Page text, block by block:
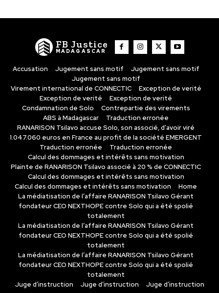
FB Justice
MADAGASCAR
Accusation Jugement sans motif
Jugement sans motif
Jugement sans motif
Virement international de CONNECTIC
Exception de verité
Exception de verité
Exception de verité
Condamnation de Solo
Contrepartie des virements
ABS à Madagascar
Traduction erronée
RANARISON Tsilavo accuse Solo, son associé, d’avoir viré
1.047.060 euros en France au profit de la société EMERGENT
Traduction erronée
Traduction erronée
Calcul des dommages et intérêts sans motivation
Plainte de RANARISON Tsilavo associé à 20 % de CONNECTIC
Calcul des dommages et intérêts sans motivation
Calcul des dommages et intérêts sans motivation
Home
La médiatisation de l’affaire RANARISON Tsilavo Gérant
fondateur CEO NEXTHOPE contre Solo qui a été spolié
totalement
La médiatisation de l’affaire RANARISON Tsilavo Gérant
fondateur CEO NEXTHOPE contre Solo qui a été spolié
totalement
La médiatisation de l’affaire RANARISON Tsilavo Gérant
fondateur CEO NEXTHOPE contre Solo qui a été spolié
totalement
Juge d’instruction
Juge d’instruction Juge d’instruction